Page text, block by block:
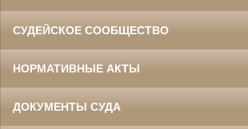
СУДЕЙСКОЕ СООБЩЕСТВО
НОРМАТИВНЫЕ АКТЫ
ДОКУМЕНТЫ СУДА